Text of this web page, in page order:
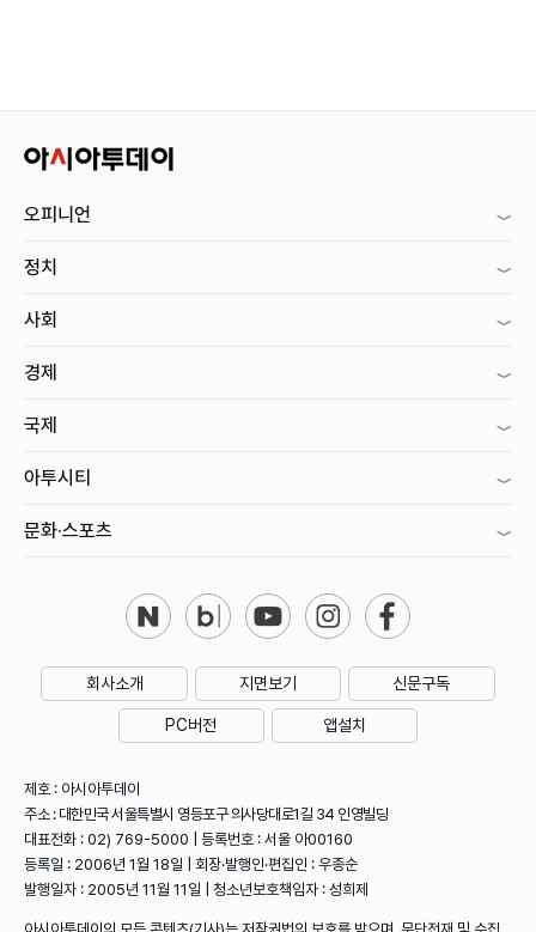
오피니언
정치
사회
경제
국제
아투시티
문화·스포츠
회사소개 지면보기 신문구독
PC버전 앱설치
제호 : 아시아투데이
주소 : 대한민국 서울특별시 영등포구 의사당대로1길 34 인영빌딩
대표전화 : 02) 769-5000 | 등록번호 : 서울 아00160
등록일 : 2006년 1월 18일 | 회장·발행인·편집인 : 우종순
발행일자 : 2005년 11월 11일 | 청소년보호책임자 : 성희제